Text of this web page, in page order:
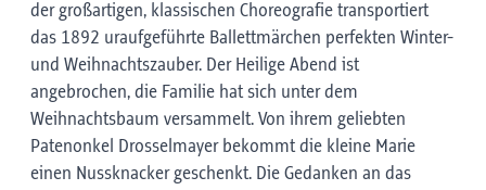
der großartigen, klassischen Choreografie transportiert
das 1892 uraufgeführte Ballettmärchen perfekten Winter-
und Weihnachtszauber. Der Heilige Abend ist
angebrochen, die Familie hat sich unter dem
Weihnachtsbaum versammelt. Von ihrem geliebten
Patenonkel Drosselmayer bekommt die kleine Marie
einen Nussknacker geschenkt. Die Gedanken an das